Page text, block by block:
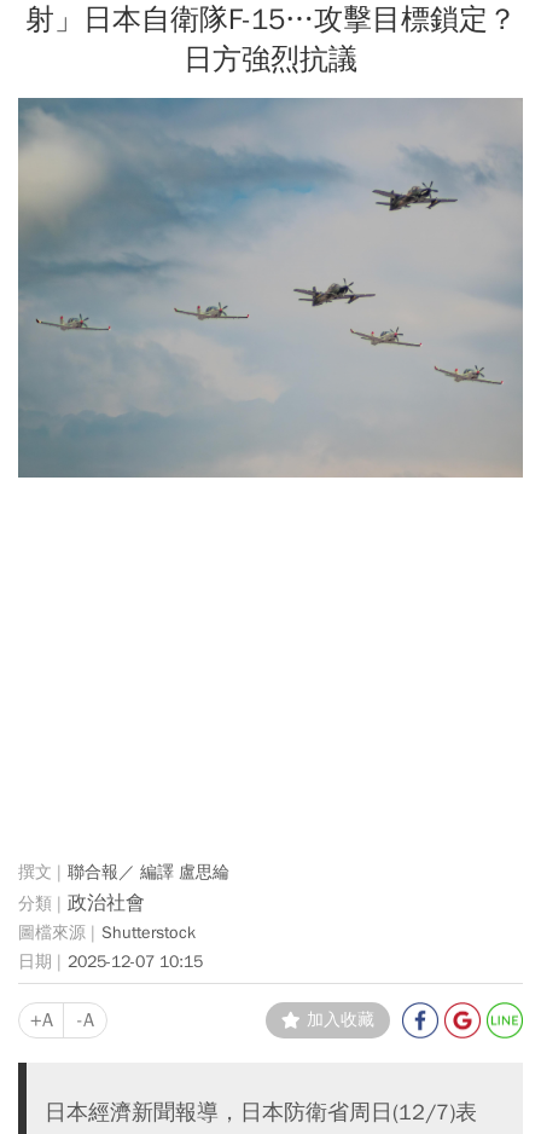
射」日本自衛隊F-15…攻擊目標鎖定？
日方強烈抗議
聯合報／ 編譯 盧思綸
政治社會
Shutterstock
2025-12-07 10:15
+A -A 加入收藏
日本經濟新聞報導，日本防衛省周日(12/7)表